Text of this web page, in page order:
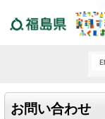
お問い合わせ